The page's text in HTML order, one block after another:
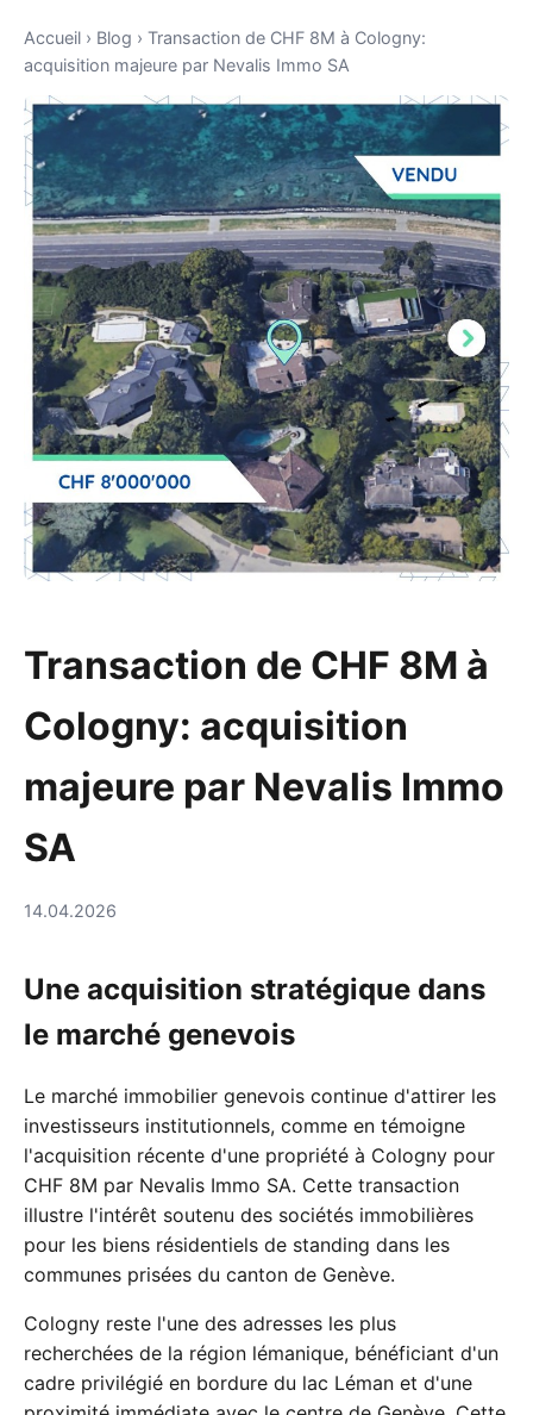
Accueil › Blog › Transaction de CHF 8M à Cologny:
acquisition majeure par Nevalis Immo SA
Transaction de CHF 8M à
Cologny: acquisition
majeure par Nevalis Immo
SA
14.04.2026
Une acquisition stratégique dans
le marché genevois
Le marché immobilier genevois continue d'attirer les
investisseurs institutionnels, comme en témoigne
l'acquisition récente d'une propriété à Cologny pour
CHF 8M par Nevalis Immo SA. Cette transaction
illustre l'intérêt soutenu des sociétés immobilières
pour les biens résidentiels de standing dans les
communes prisées du canton de Genève.
Cologny reste l'une des adresses les plus
recherchées de la région lémanique, bénéficiant d'un
cadre privilégié en bordure du lac Léman et d'une